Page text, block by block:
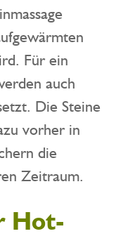
Für ein
auch
Die Steine
vorher in
die
Zeitraum.
Hot-